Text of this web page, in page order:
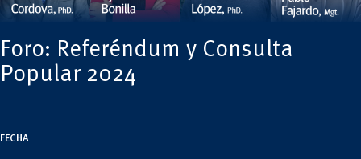
y Agropecuarias
MOVERU
Salud
Sostenibilidad
Vinculación
Foro: Referéndum y Consulta
Popular 2024
FECHA